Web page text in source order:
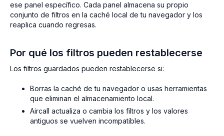
ese panel específico. Cada panel almacena su propio
conjunto de filtros en la caché local de tu navegador y los
reaplica cuando regresas.
Por qué los filtros pueden restablecerse
Los filtros guardados pueden restablecerse si:
Borras la caché de tu navegador o usas herramientas
que eliminan el almacenamiento local.
Aircall actualiza o cambia los filtros y los valores
antiguos se vuelven incompatibles.